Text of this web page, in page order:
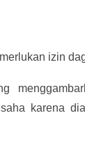
izin
karena